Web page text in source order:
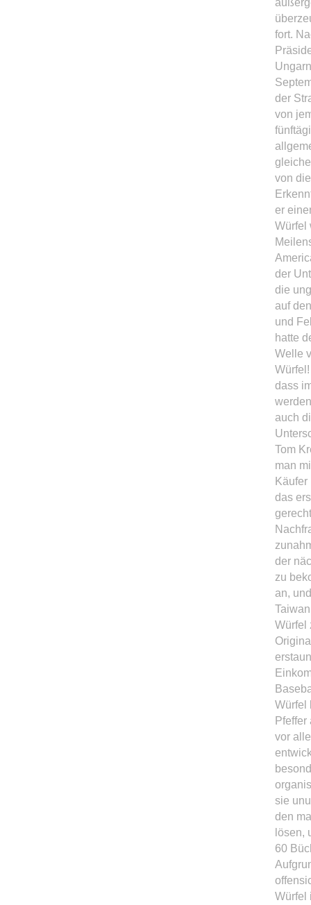
fort.
der
von
von
er
Würfel
der
die
auf
und
hatte
Welle
dass
auch
Tom
man
Käufer
das
der
zu
an,
Würfel
Würfel
Pfeffer
vor
sie
den
lösen,
60
Würfel